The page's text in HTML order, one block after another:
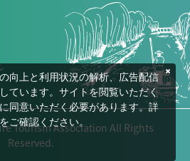
Tourism Association All Rights
Reserved.
向上と利用状況の解析、広告配信
ています。サイトを閲覧いただく
同意いただく必要があります。詳
をご確認ください。